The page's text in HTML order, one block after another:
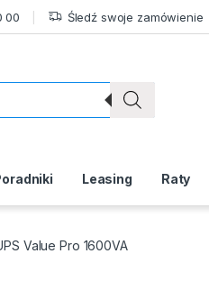
00 Śledź swoje zamówienie
Leasing Raty
Value Pro 1600VA